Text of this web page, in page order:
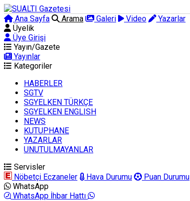
Ana Sayfa Arama Galeri Video
Yazarlar
Üyelik
Üye Girişi
Yayın/Gazete
Yayınlar
Kategoriler
HABERLER
SGTV
SGYELKEN TÜRKÇE
SGYELKEN ENGLISH
NEWS
KUTUPHANE
YAZARLAR
UNUTULMAYANLAR
Servisler
Nöbetçi Eczaneler
Hava Durumu
Puan Durumu
WhatsApp
WhatsApp İhbar Hattı